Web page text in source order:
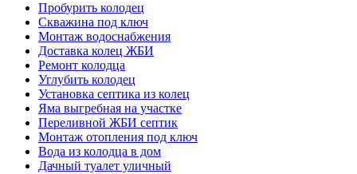
Пробурить колодец
Скважина под ключ
Монтаж водоснабжения
Доставка колец ЖБИ
Ремонт колодца
Углубить колодец
Установка септика из колец
Яма выгребная на участке
Переливной ЖБИ септик
Монтаж отопления под ключ
Вода из колодца в дом
Дачный туалет уличный